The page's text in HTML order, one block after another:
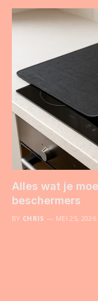
Alles wat je
beschermers
BY CHRIS MEI 25, 2026